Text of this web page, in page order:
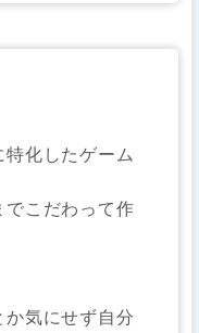
化したゲーム
こだわって作
気にせず自分